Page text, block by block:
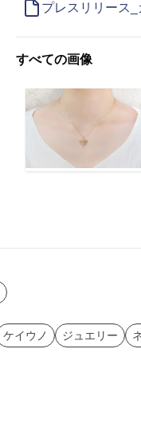
プレスリリース
すべての画像
ケイウノ ジュエリー